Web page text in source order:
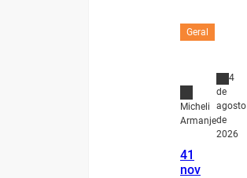
Geral
Micheli
Armanje
4
de
agosto
de
2026
41
nov